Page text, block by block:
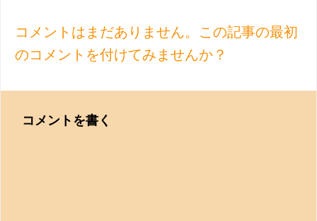
コメントはまだありません。この記事の最初
のコメントを付けてみませんか？
コメントを書く